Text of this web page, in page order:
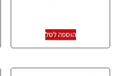
הוספה לסל